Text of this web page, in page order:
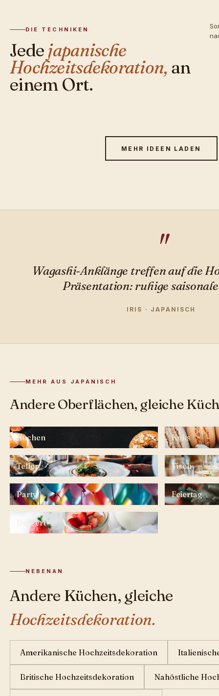
DIE TECHNIKEN
Jede japanische
Hochzeitsdekoration, an
einem Ort.
MEHR IDEEN LADEN
Wagashi-Anklänge treffen auf die
Präsentation: ruhige
IRIS · JAPANISCH
MEHR AUS JAPANISCH
Andere Oberflächen, gleiche
Kuchen Keks
Teller Tisch
Party Feiertag
Dessert
NEBENAN
Andere Küchen, gleiche
Hochzeitsdekoration.
Amerikanische Hochzeitsdekoration
Britische Hochzeitsdekoration Nahöstliche